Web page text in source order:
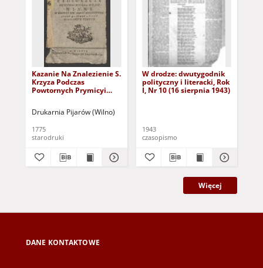
Kazanie Na Znalezienie S.
Krzyza Podczas
Powtornych Prymicyi
Gradowskiego
Rocha w Wilnie
Drukarnia Pijarów (Wilno)
1775
starodruki
W drodze: dwutygodnik
polityczny i literacki, Rok
I, Nr 10 (16 sierpnia 1943)
1943
czasopismo
Więcej
DANE KONTAKTOWE